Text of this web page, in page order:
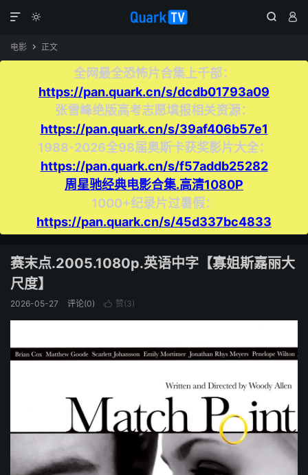
  

电影  正文
全网最全恐怖片合集上千部：
https://pan.quark.cn/s/dcdb01793a09
张雪峰绝版高考志愿填报相关资源：
https://pan.quark.cn/s/39af406b57e1
1988-2026全98届奥斯卡获奖影片大全：
https://pan.quark.cn/s/f57addb25282
周星驰经典电影合集.高清1080P
1000+纪录片过暑假：
https://pan.quark.cn/s/45d337bc4833
赛末点.2005.1080p.英语中字【寡姐斯嘉丽大
尺度】
2026-05-27 评论(0)  赞(3)